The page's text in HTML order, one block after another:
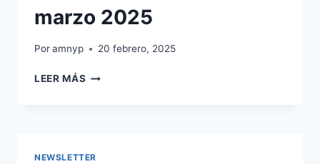
marzo 2025
Poramnyp 20 febrero, 2025
LEER MÁS BOLETÍN
NEWSLETTER